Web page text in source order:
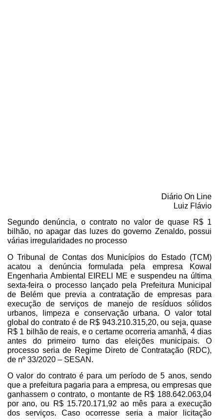
Diário On Line
Luiz Flávio
Segundo denúncia, o contrato no valor de quase R$ 1
bilhão, no apagar das luzes do governo Zenaldo, possui
várias irregularidades no processo
O Tribunal de Contas dos Municípios do Estado (TCM)
acatou a denúncia formulada pela empresa Kowal
Engenharia Ambiental EIRELI ME e suspendeu na última
sexta-feira o processo lançado pela Prefeitura Municipal
de Belém que previa a contratação de empresas para
execução de serviços de manejo de resíduos sólidos
urbanos, limpeza e conservação urbana. O valor total
global do contrato é de R$ 943.210.315,20, ou seja, quase
R$ 1 bilhão de reais, e o certame ocorreria amanhã, 4 dias
antes do primeiro turno das eleições municipais. O
processo seria de Regime Direto de Contratação (RDC),
de nº 33/2020 – SESAN.
O valor do contrato é para um período de 5 anos, sendo
que a prefeitura pagaria para a empresa, ou empresas que
ganhassem o contrato, o montante de R$ 188.642.063,04
por ano, ou R$ 15.720.171,92 ao mês para a execução
dos serviços. Caso ocorresse seria a maior licitação